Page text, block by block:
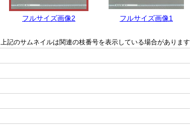
フルサイズ画像2 フルサイズ画像1
上記のサムネイルは関連の枝番号を表示している場合があります